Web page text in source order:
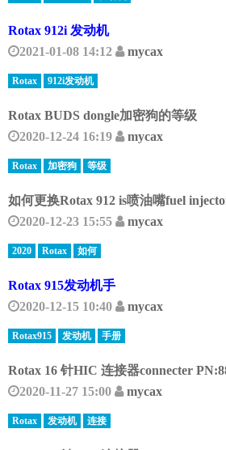
Rotax 912i 发动机
2021-01-08 14:12
mycax
Rotax 912i发动机
Rotax BUDS dongle加密狗的等级
2020-12-24 16:19
mycax
Rotax 加密狗 等级
如何更换Rotax 912 is喷油嘴fuel
2020-12-23 15:55
mycax
2020 Rotax 如何
Rotax 915发动机手
2020-12-15 10:40
mycax
Rotax915 发动机 手册
Rotax 16 针HIC 连接器connecter
2020-11-27 15:00
mycax
Rotax 发动机 连接